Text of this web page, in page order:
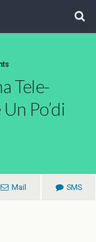
Tele-
Po’di
Mail SMS